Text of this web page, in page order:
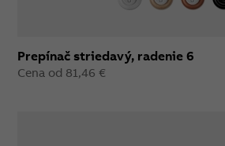
Prepínač striedavý, radenie 6
Cena od 81,46 €